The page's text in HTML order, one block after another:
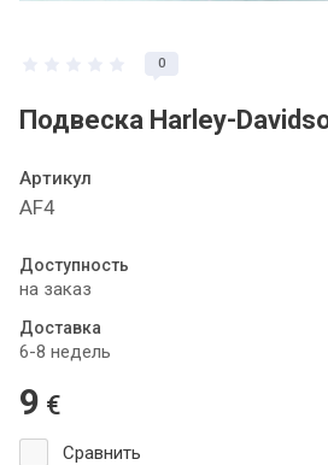
0
Подвеска Harley-
Артикул
AF4
Доступность
на заказ
Доставка
6-8 недель
9 €
Сравнить